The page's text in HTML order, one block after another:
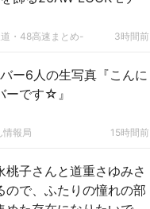
・48高速まとめ- 3時間前
バー6人の生写真『こんに
ーです☆』
情報局 15時間前
桃子さんと道重さゆみさ
ので、ふたりの憧れの部